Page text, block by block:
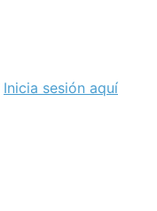
Inicia sesión aquí